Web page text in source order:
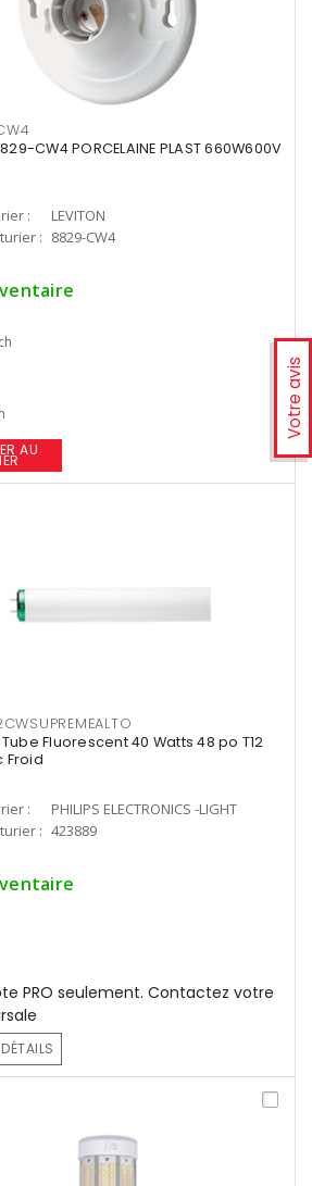
Votre avis
CW4 PORCELAINE PLAST 660W600V
:
LEVITON
: 8829-CW4
AU
Fluorescent 40 Watts 48 po T12
Froid
:
PHILIPS ELECTRONICS -LIGHT
: 423889
PRO seulement. Contactez votre